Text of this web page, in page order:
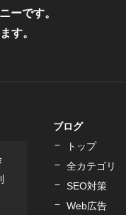
ーです。
す。
ブログ
トップ
全カテゴリ
SEO対策
Web広告